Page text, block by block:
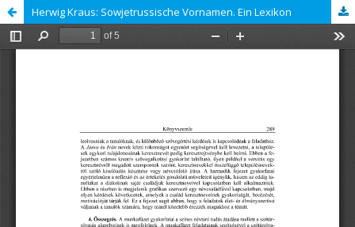
Herwig Kraus: Sowjetrussische Vornamen. Ein Lexikon